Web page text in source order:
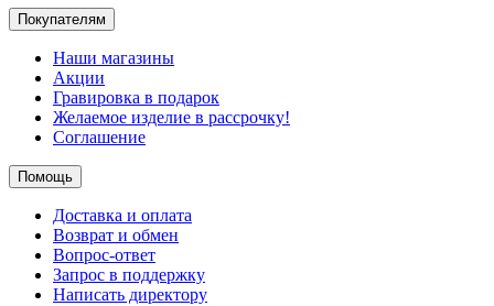
Покупателям
Наши магазины
Акции
Гравировка в подарок
Желаемое изделие в рассрочку!
Соглашение
Помощь
Доставка и оплата
Возврат и обмен
Вопрос-ответ
Запрос в поддержку
Написать директору